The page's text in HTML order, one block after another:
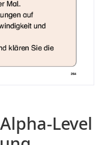
Level